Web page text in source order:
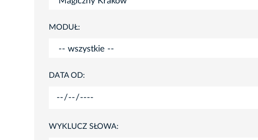
MODUŁ:
DATA OD:
WYKLUCZ SŁOWA: